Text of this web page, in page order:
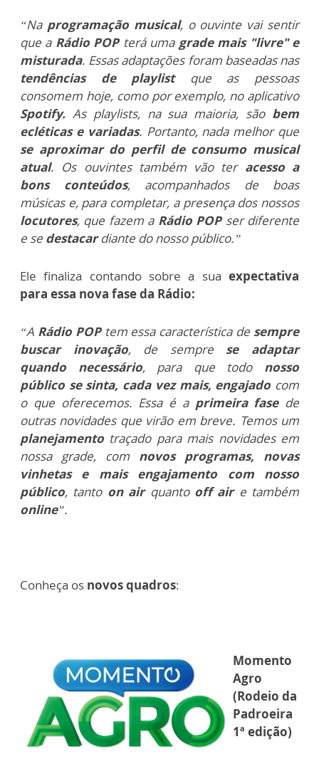
“Na programação musical, o ouvinte vai sentir
que a Rádio POPterá uma grade mais "livre" e
misturada. Essas adaptações foram baseadas nas
tendências de playlistque as pessoas
consomem hoje, como por exemplo, no aplicativo
Spotify. As playlists, na sua maioria, são bem
ecléticas e variadas. Portanto, nada melhor que
se aproximar do perfil de consumo musical
atual. Os ouvintes também vão ter acesso a
bons conteúdos, acompanhados de boas
músicas e, para completar, a presença dos nossos
locutores, que fazem a Rádio POP ser diferente
e se destacardiante do nosso público.”
Ele finaliza contando sobre a sua expectativa
para essa nova fase da Rádio:
“A Rádio POP tem essa característica de sempre
buscar inovação, de sempre se adaptar
quando necessário, para que todo nosso
público se sinta, cada vez mais, engajado com
o que oferecemos. Essa é a primeira fasede
outras novidades que virão em breve. Temos um
planejamento traçado para mais novidades em
nossa grade, com novos programas, novas
vinhetas e mais engajamento com nosso
público, tanto on airquanto off aire também
online”.
Conheça os novos quadros:
Momento
Agro
(Rodeio da
Padroeira
1ª edição)